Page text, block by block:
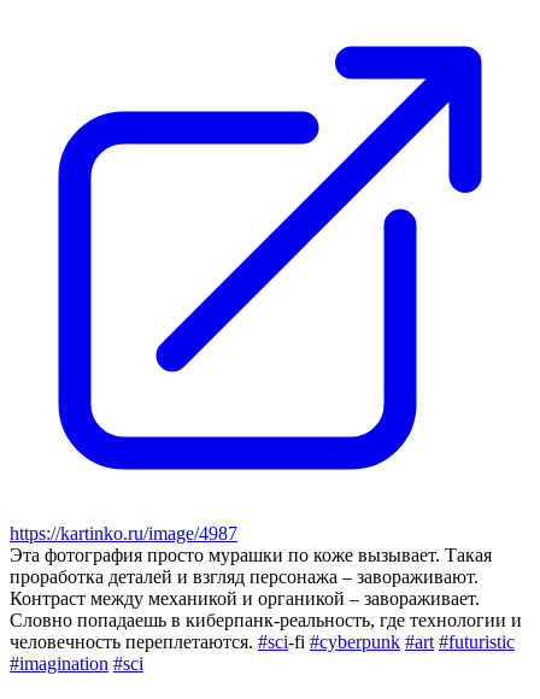
https://kartinko.ru/image/4987
Эта фотография просто мурашки по коже вызывает. Такая
проработка деталей и взгляд персонажа – завораживают.
Контраст между механикой и органикой – завораживает.
Словно попадаешь в киберпанк-реальность, где технологии и
человечность переплетаются. #sci-fi #cyberpunk #art #futuristic
#imagination #sci